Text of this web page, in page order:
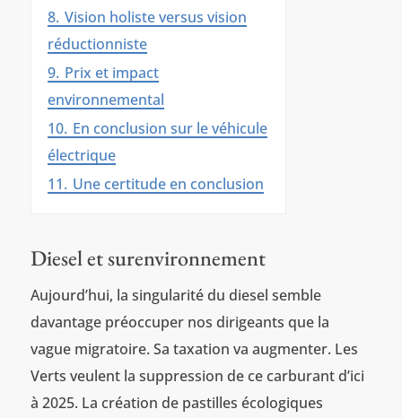
8. Vision holiste versus vision
réductionniste
9. Prix et impact
environnemental
10. En conclusion sur le véhicule
électrique
11. Une certitude en conclusion
Diesel et surenvironnement
Aujourd’hui, la singularité du diesel semble
davantage préoccuper nos dirigeants que la
vague migratoire. Sa taxation va augmenter. Les
Verts veulent la suppression de ce carburant d’ici
à 2025. La création de pastilles écologiques